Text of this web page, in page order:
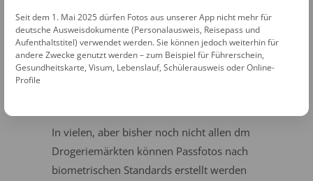
dm - drogerie markt
In vielen, aber bisher noch nicht allen dm
Drogeriemärkten können Passfotos nach
biometrischen Standards erstellt werden
Seit dem 1. Mai 2025 dürfen Fotos aus unserer App nicht mehr für
deutsche Ausweisdokumente (Personalausweis, Reisepass und
Aufenthaltstitel) verwendet werden. Sie können jedoch weiterhin für
andere Zwecke genutzt werden – zum Beispiel für Führerschein,
Gesundheitskarte, Visum, Lebenslauf, Schülerausweis oder Online-
Profile